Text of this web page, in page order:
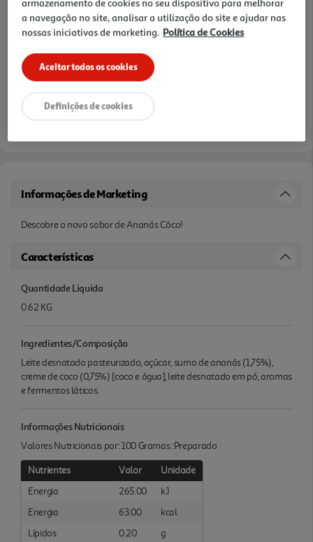
Informações de Marketing
Descobre o novo sabor de Ananás Côco!
Características
Quantidade Liquida
0.62 KG
Ingredientes/Composição
Leite desnatado pasteurizado, açúcar, sumo de ananás (1,75%),
creme de coco (0,75%) [coco e água], leite desnatado em pó, aromas
e fermentos láticos.
Informações Nutricionais
Valores Nutricionais por: 100 Gramas :Preparado
Nutrientes Valor
Unidade
Energia
265.00
kJ
Energia
63.00
kcal
Lípidos
0.20
g
a navegação no site, analisar a utilização do site e ajudar nas
nossas iniciativas de marketing. Política de Cookies
Aceitar todos os cookies
Definições de cookies